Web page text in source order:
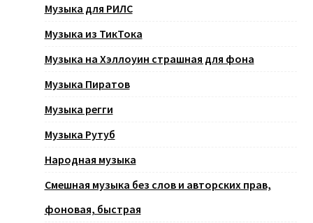
Музыка для РИЛС
Музыка из ТикТока
Музыка на Хэллоуин страшная для фона
Музыка Пиратов
Музыка регги
Музыка Рутуб
Народная музыка
Смешная музыка без слов и авторских прав,
фоновая, быстрая